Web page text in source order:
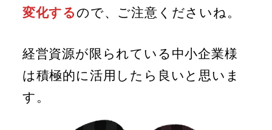
変化するので、ご注意くださいね。
経営資源が限られている中小企業様
は積極的に活用したら良いと思いま
す。